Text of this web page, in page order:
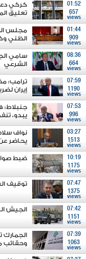
01:52
657
views
كركي
تعليق
01:44
909
views
مجلس
الظني
08:36
664
views
سامي
الشرعي
07:59
1190
views
ترامب:
إيران
07:53
996
views
جنبلاط:
يبدو،
03:27
1513
views
نواف
يحاضر
10:19
1175
views
ضبط
07:47
1375
views
توقيف
07:42
1151
views
الجيش
07:39
1063
views
الجمارك
وحقائب